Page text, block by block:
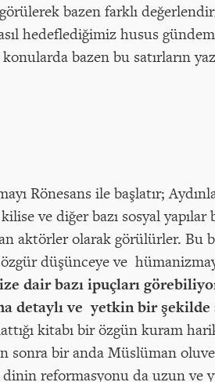
bazen farklı
hedeflediğimiz husus
bazen bu satırların
Rönesans ile başlatır;
ve diğer bazı sosyal yapılar
aktörler olarak görülürler. Bu
düşünceye ve
dair bazı ipuçları
detaylı ve yetkin bir şekilde
kitabı bir özgün kuram
sonra bir anda Müslüman
reformasyonu da uzun ve